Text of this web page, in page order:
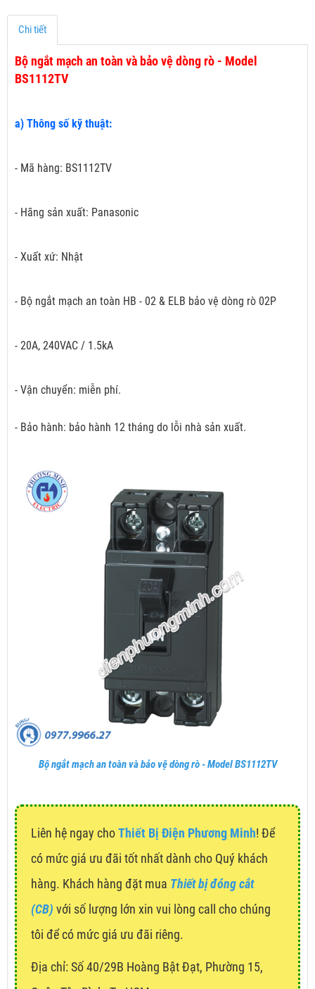
Chi tiết
Bộ ngắt mạch an toàn và bảo vệ dòng rò - Model
BS1112TV
a) Thông số kỹ thuật:
- Mã hàng: BS1112TV
- Hãng sản xuất: Panasonic
- Xuất xứ: Nhật
- Bộ ngắt mạch an toàn HB - 02 & ELB bảo vệ dòng rò 02P
- 20A, 240VAC / 1.5kA
- Vận chuyển: miễn phí.
- Bảo hành: bảo hành 12 tháng do lỗi nhà sản xuất.
Bộ ngắt mạch an toàn và bảo vệ dòng rò - Model BS1112TV
Liên hệ ngay choThiết Bị Điện Phương Minh! Để
có mức giá ưu đãi tốt nhất dành cho Quý khách
hàng. Khách hàng đặt mua Thiết bị đóng cắt
(CB) với số lượng lớn xin vui lòng call cho chúng
tôi để có mức giá ưu đãi riêng.
Địa chỉ: Số 40/29B Hoàng Bật Đạt, Phường 15,